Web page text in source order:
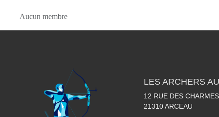
Aucun membre
LES ARCHERS
12 RUE DES CHARMES
21310ARCEAU